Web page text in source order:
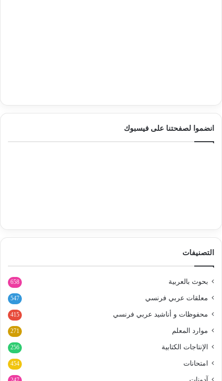
انضموا لصفحتنا على فيسبوك
التصنيفات
بحوث بالعربية 658
معلقات عربي فرنسي 547
محفوظات و أناشيد عربي فرنسي 415
موارد المعلم 271
الإنتاجات الكتابية 256
امتحانات 454